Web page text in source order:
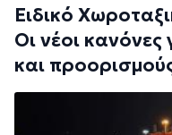
Ειδικό
Οι νέοι κανόνες
και